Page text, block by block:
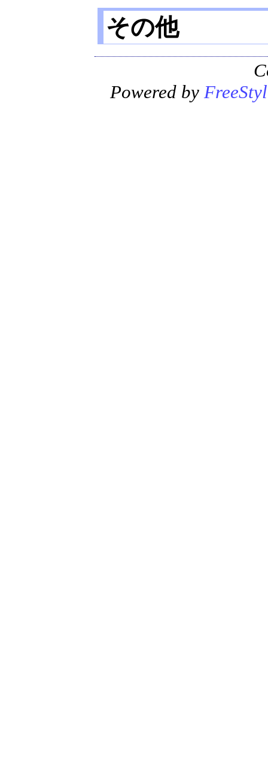
その他
Powered by